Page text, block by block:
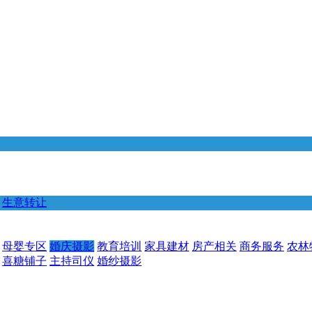
生意转让
母婴专区 婚庆摄影 教育培训 家具建材 房产相关 商务服务 农林
喜糖铺子 主持司仪 婚纱摄影